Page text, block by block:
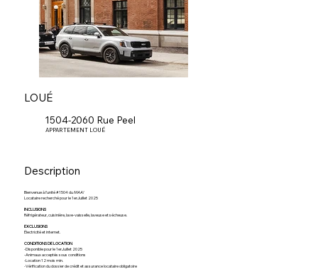
1504-2060 Rue Peel
APPARTEMENT LOUÉ
LOUÉ
Description
Bienvenue à l’unité #1504 duMAA!
Locataire recherché pour le 1erJuillet 2025
INCLUSIONS
Réfrigérateur, cuisinière, lave-vaisselle, laveuse et sécheuse.
EXCLUSIONS
Électricité et internet.
CONDITIONS DE LOCATION
-Disponible pour le 1erJuillet 2025
-Animaux acceptés sous conditions
-Location 12 mois min.
-Vérification du dossier de crédit et assurance locataire obligatoire